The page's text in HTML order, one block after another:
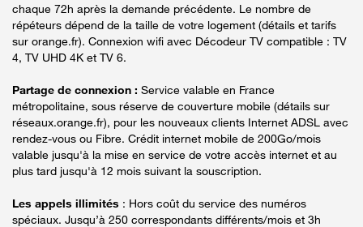
chaque 72h après la demande précédente. Le nombre de
répéteurs dépend de la taille de votre logement (détails et tarifs
sur orange.fr). Connexion wifi avec Décodeur TV compatible : TV
4, TV UHD 4K et TV 6.
Partage de connexion : Service valable en France
métropolitaine, sous réserve de couverture mobile (détails sur
réseaux.orange.fr), pour les nouveaux clients Internet ADSL avec
rendez-vous ou Fibre. Crédit internet mobile de 200Go/mois
valable jusqu'à la mise en service de votre accès internet et au
plus tard jusqu'à 12 mois suivant la souscription.
Les appels illimités : Hors coût du service des numéros
spéciaux. Jusqu’à 250 correspondants différents/mois et 3h